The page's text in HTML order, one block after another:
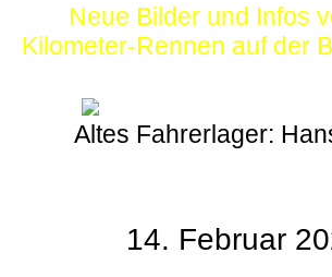
Neue Bilder und Infos
Kilometer-Rennen auf der
Altes Fahrerlager:
14. Februar